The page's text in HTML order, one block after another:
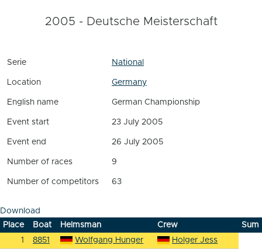
2005 - Deutsche Meisterschaft
Serie National
Location Germany
English name German Championship
Event start 23 July 2005
Event end 26 July 2005
Number of races 9
Number of competitors 63
Download
Place
Boat Helmsman Crew
Sum
1
8851 Wolfgang Hunger
Holger Jess